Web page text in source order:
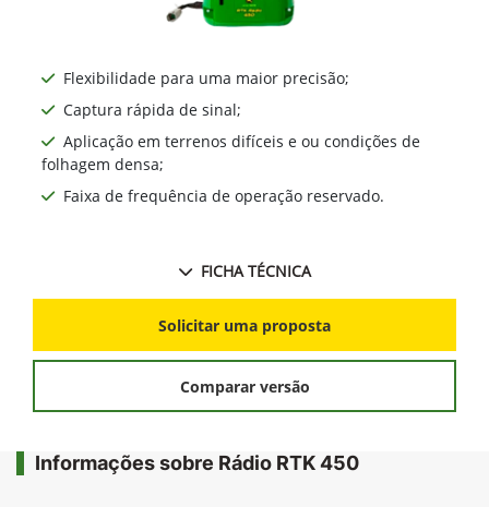
Flexibilidade para uma maior precisão;
Captura rápida de sinal;
Aplicação em terrenos difíceis e ou condições de
folhagem densa;
Faixa de frequência de operação reservado.
FICHA TÉCNICA
Solicitar uma proposta
Comparar versão
Informações sobre Rádio RTK 450